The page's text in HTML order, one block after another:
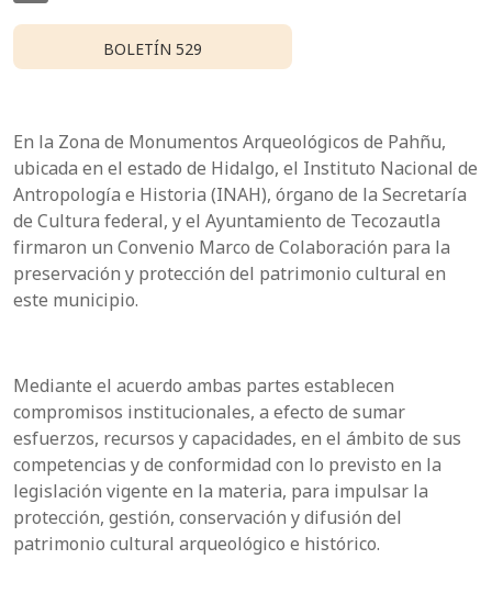
BOLETÍN 529
En la Zona de Monumentos Arqueológicos de Pahñu,
ubicada en el estado de Hidalgo, el Instituto Nacional de
Antropología e Historia (INAH), órgano de la Secretaría
de Cultura federal, y el Ayuntamiento de Tecozautla
firmaron un Convenio Marco de Colaboración para la
preservación y protección del patrimonio cultural en
este municipio.
Mediante el acuerdo ambas partes establecen
compromisos institucionales, a efecto de sumar
esfuerzos, recursos y capacidades, en el ámbito de sus
competencias y de conformidad con lo previsto en la
legislación vigente en la materia, para impulsar la
protección, gestión, conservación y difusión del
patrimonio cultural arqueológico e histórico.